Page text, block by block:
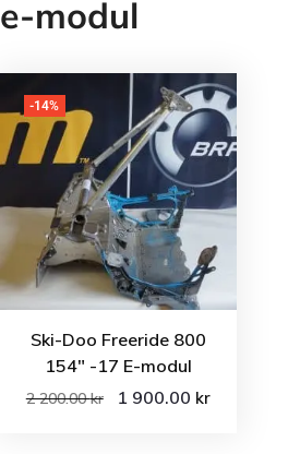
e-modul
-14%
Ski-Doo Freeride 800
154″ -17 E-modul
2 200.00kr 1 900.00 kr